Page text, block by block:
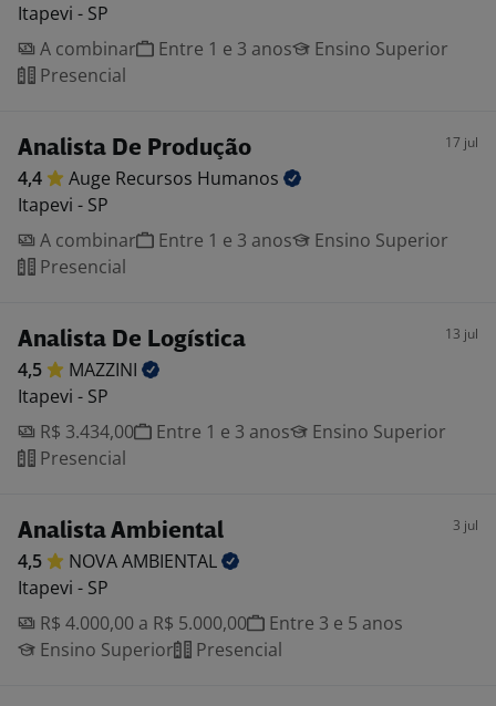
Itapevi - SP
A combinar
Entre 1 e 3 anos
Ensino Superior
Presencial
Analista De Produção 17 jul
4,4 Auge Recursos Humanos
Itapevi - SP
A combinar
Entre 1 e 3 anos
Ensino Superior
Presencial
Analista De Logística 13 jul
4,5
MAZZINI
Itapevi - SP
R$ 3.434,00
Entre 1 e 3 anos
Ensino Superior
Presencial
Analista Ambiental 3 jul
4,5 NOVAAMBIENTAL
Itapevi - SP
R$ 4.000,00 a R$ 5.000,00
Entre 3 e 5 anos
Ensino Superior
Presencial